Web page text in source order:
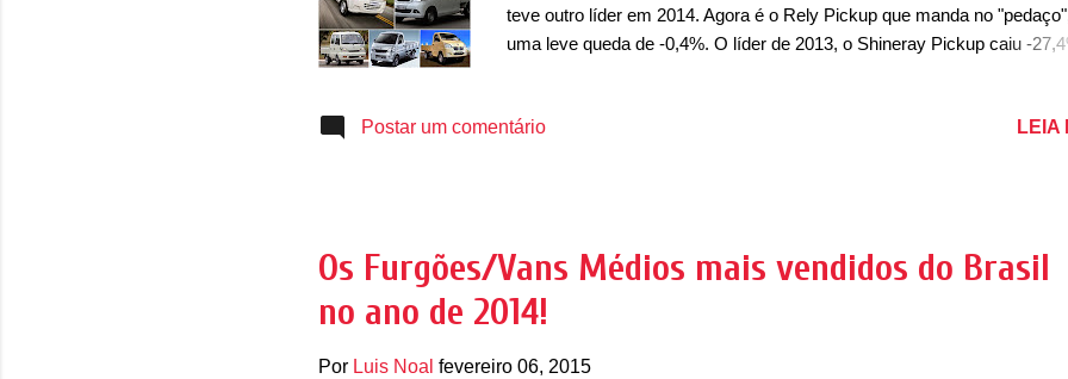
teve outro líder em 2014. Agora é o Rely Pickup que manda no
uma leve queda de -0,4%. O líder de 2013, o Shineray Pickup caiu -
pretensões de ser líder do mercado em 2015, o modelo da Lifan foi
Esse último teve suas vendas separadas ao do furgão e possui não há
saber os dados de vendas do modelo em 2013, mas ficou na lanterna do
segmento, com apenas 20 unidades emplacadas. ...
Postar um comentário LEIA
Os Furgões/Vans Médios mais vendidos do Brasil
no ano de 2014!
Por Luis Noal fevereiro 06, 2015